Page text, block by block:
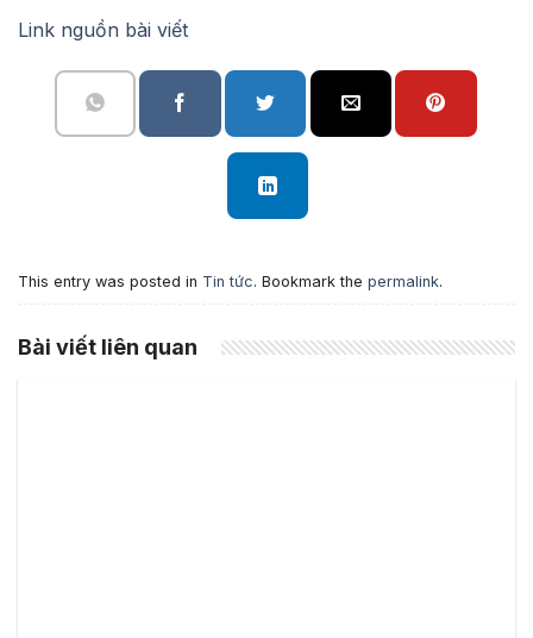
Link nguồn bài viết
This entry was posted in Tin tức. Bookmark the permalink.
Bài viết liên quan